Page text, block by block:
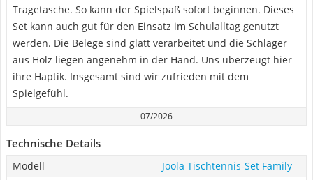
Tragetasche. So kann der Spielspaß sofort beginnen. Dieses
Set kann auch gut für den Einsatz im Schulalltag genutzt
werden. Die Belege sind glatt verarbeitet und die Schläger
aus Holz liegen angenehm in der Hand. Uns überzeugt hier
ihre Haptik. Insgesamt sind wir zufrieden mit dem
Spielgefühl.
07/2026
Technische Details
Modell
Joola Tischtennis-Set Family